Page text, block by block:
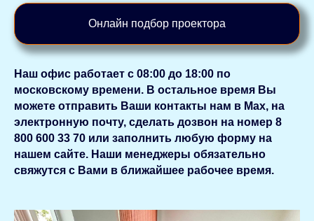
Онлайн подбор проектора
Наш офис работает с 08:00 до 18:00 по
московскому времени. В остальное время Вы
можете отправить Ваши контакты нам в Мах, на
электронную почту, сделать дозвон на номер 8
800 600 33 70 или заполнить любую форму на
нашем сайте. Наши менеджеры обязательно
свяжутся с Вами в ближайшее рабочее время.